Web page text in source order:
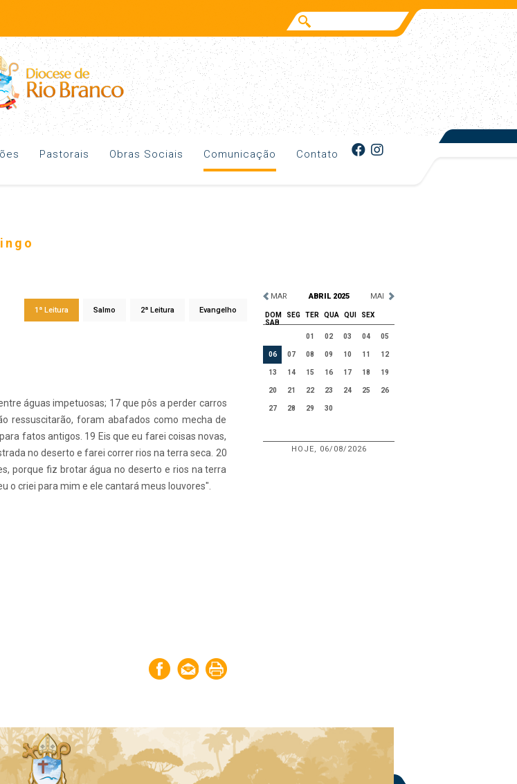
Pastorais Obras Sociais Comunicação Contato
MAR ABRIL 2025 MAI
DOM SEG TER QUA QUI
SEX
SAB
01
02 03 04 05
06 07 08 09 10 11 12
13 14 15 16 17 18 19
20 21 22 23 24 25 26
27 28 29 30
HOJE, 06/08/2026
1ª Leitura Salmo 2ª Leitura Evangelho
águas impetuosas; 17 que pôs a perder carros
ressuscitarão, foram abafados como mecha de
fatos antigos. 19 Eis que eu farei coisas novas,
no deserto e farei correr rios na terra seca. 20
porque fiz brotar água no deserto e rios na terra
o criei para mim e ele cantará meus louvores".